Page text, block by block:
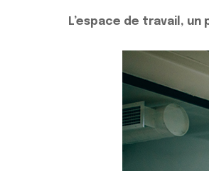
L’espace de travail,